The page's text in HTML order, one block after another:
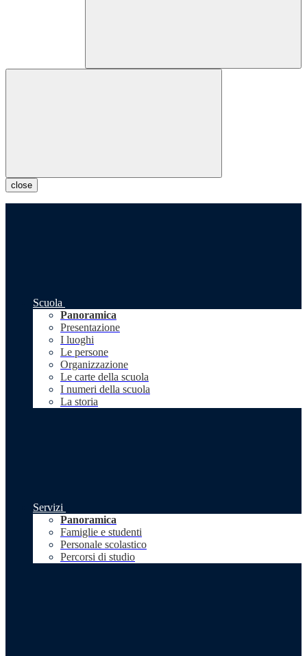
close
Scuola
Panoramica
Presentazione
I luoghi
Le persone
Organizzazione
Le carte della scuola
I numeri della scuola
La storia
Servizi
Panoramica
Famiglie e studenti
Personale scolastico
Percorsi di studio